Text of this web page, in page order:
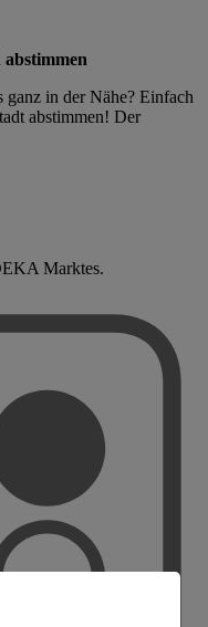
in der Nähe? Einfach
abstimmen! Der
Marktes.